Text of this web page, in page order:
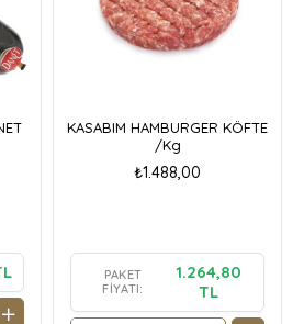
KASABIM HAMBURGER KÖFTE
/Kg
₺1.488,00
PAKET
FIYATI:
1.264,80
TL